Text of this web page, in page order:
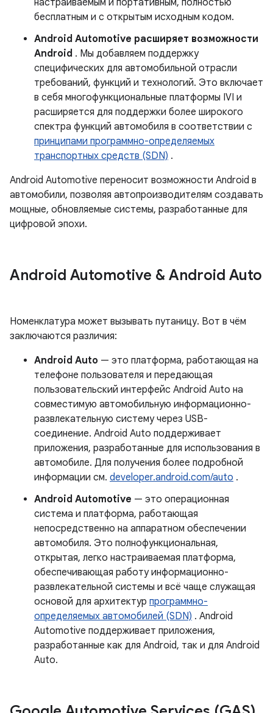
настраиваемым и портативным, полностью
бесплатным и с открытым исходным кодом.
Android Automotive расширяет возможности
Android . Мы добавляем поддержку
специфических для автомобильной отрасли
требований, функций и технологий. Это включает
в себя многофункциональные платформы IVI и
расширяется для поддержки более широкого
спектра функций автомобиля в соответствии с
принципами программно-определяемых
транспортных средств (SDN) .
Android Automotive переносит возможности Android в
автомобили, позволяя автопроизводителям создавать
мощные, обновляемые системы, разработанные для
цифровой эпохи.
Android Automotive & Android Auto
Номенклатура может вызывать путаницу. Вот в чём
заключаются различия:
Android Auto — это платформа, работающая на
телефоне пользователя и передающая
пользовательский интерфейс Android Auto на
совместимую автомобильную информационно-
развлекательную систему через USB-
соединение. Android Auto поддерживает
приложения, разработанные для использования в
автомобиле. Для получения более подробной
информации см. developer.android.com/auto .
Android Automotive — это операционная
система и платформа, работающая
непосредственно на аппаратном обеспечении
автомобиля. Это полнофункциональная,
открытая, легко настраиваемая платформа,
обеспечивающая работу информационно-
развлекательной системы и всё чаще служащая
основой для архитектур программно-
определяемых автомобилей (SDN) . Android
Automotive поддерживает приложения,
разработанные как для Android, так и для Android
Auto.